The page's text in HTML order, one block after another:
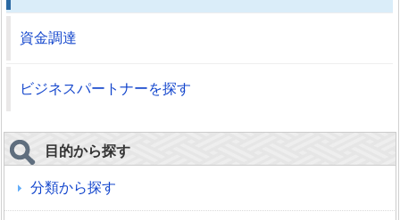
資金調達
ビジネスパートナーを探す
目的から探す
分類から探す